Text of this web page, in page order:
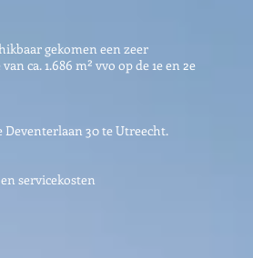
gekomen een zeer
ca. 1.686 m² vvo op de 1e en 2e
Deventerlaan 30 te Utreecht.
servicekosten